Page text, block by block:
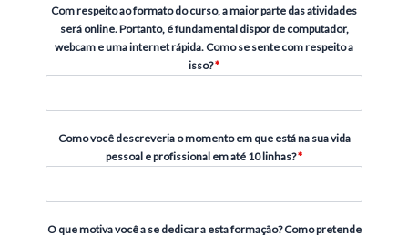
Com respeito ao formato do curso, a maior parte das atividades
será online. Portanto, é fundamental dispor de computador,
webcam e uma internet rápida. Como se sente com respeito a
isso?*
Como você descreveria o momento em que está na sua vida
pessoal e profissional em até 10 linhas?*
O que motiva você a se dedicar a esta formação? Como pretende